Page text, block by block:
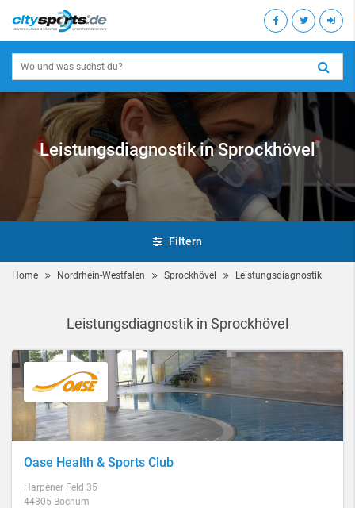
Leistungsdiagnostik in Sprockhövel
Filtern
Home Nordrhein-Westfalen Sprockhövel Leistungsdiagnostik
Leistungsdiagnostik in Sprockhövel
Oase Health & Sports Club
Harpener Feld 35
44805 Bochum